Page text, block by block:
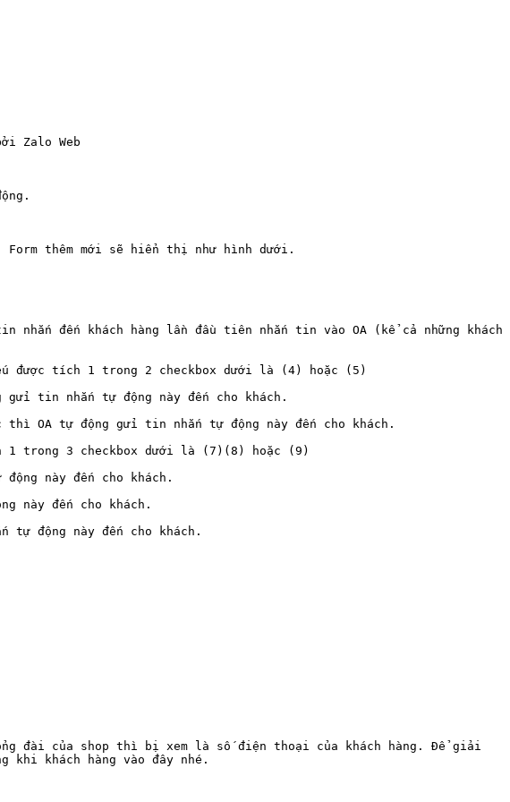
Zalo Web
thêm mới sẽ hiển thị như hình dưới.
đến khách hàng lần đầu tiên nhắn tin vào OA (kể cả những khách
được tích 1 trong 2 checkbox dưới là (4) hoặc (5)
tin nhắn tự động này đến cho khách.
OA tự động gửi tin nhắn tự động này đến cho khách.
1 trong 3 checkbox dưới là (7)(8) hoặc (9)
này đến cho khách.
này đến cho khách.
động này đến cho khách.
đài của shop thì bị xem là số điện thoại của khách hàng. Để giải
khi khách hàng vào đây nhé.